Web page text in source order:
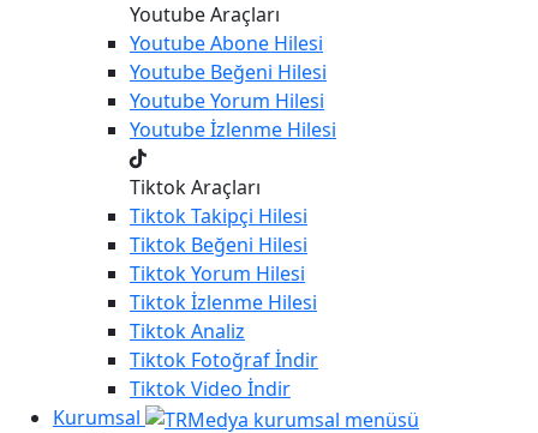
Youtube Araçları
YoutubeAbone Hilesi
Youtube Beğeni Hilesi
YoutubeYorum Hilesi
Youtubeİzlenme Hilesi
Tiktok Araçları
TiktokTakipçi Hilesi
Tiktok Beğeni Hilesi
TiktokYorum Hilesi
Tiktokİzlenme Hilesi
TiktokAnaliz
Tiktok Fotoğraf İndir
TiktokVideo İndir
Kurumsal